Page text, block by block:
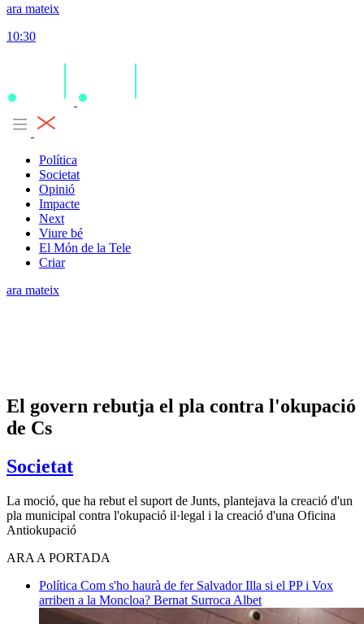
ara mateix
10:30
Política
Societat
Opinió
Impacte
Next
Viure bé
El Món de la Tele
Criar
ara mateix
El govern rebutja el pla contra l'okupació
de Cs
Societat
La moció, que ha rebut el suport de Junts, plantejava la creació d'un
pla municipal contra l'okupació il·legal i la creació d'una Oficina
Antiokupació
ARA A PORTADA
Política Com s'ho haurà de fer Salvador Illa si el PP i Vox
arriben a la Moncloa? Bernat Surroca Albet